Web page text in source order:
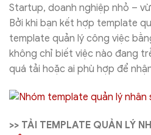
Startup, doanh nghiệp nhỏ –
Bởi khi bạn kết hợp template
template quản lý công việc
không chỉ biết việc nào đang
quá tải hoặc ai phù hợp để
>> TẢI TEMPLATE QUẢN LÝ